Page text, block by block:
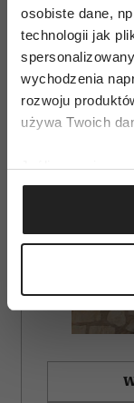
osobiste dane,
technologii jak
wychodzenia
rozwoju
używa Twoich
Jeśli wyrazisz
dane są